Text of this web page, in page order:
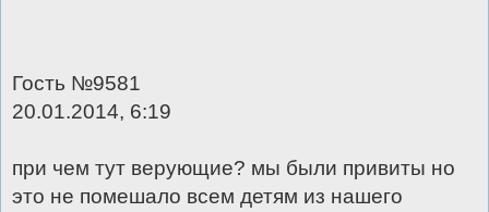
Гость №9581
20.01.2014, 6:19
при чем тут верующие? мы были привиты но
это не помешало всем детям из нашего